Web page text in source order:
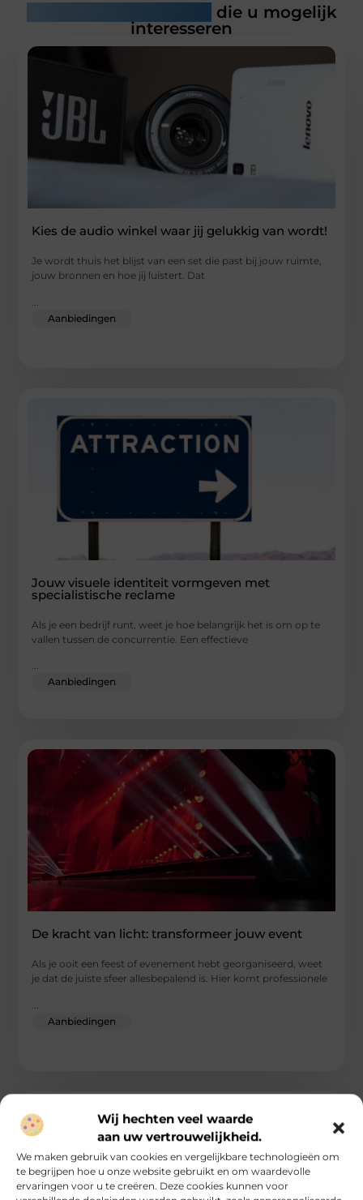
Wij hechten veel waarde
aan uw vertrouwelijkheid.
We maken gebruik van cookies en vergelijkbare technologieën om
te begrijpen hoe u onze website gebruikt en om waardevolle
ervaringen voor u te creëren. Deze cookies kunnen voor
die u mogelijk
interesseren
Kies de audio winkel waar jij gelukkig van wordt!
Je wordt thuis het blijst van een set die past bij jouw ruimte,
jouw bronnen en hoe jij luistert. Dat
Aanbiedingen
Jouw visuele identiteit vormgeven met
specialistische reclame
Als je een bedrijf runt, weet je hoe belangrijk het is om op te
vallen tussen de concurrentie. Een effectieve
...
Aanbiedingen
De kracht van licht: transformeer jouw event
Als je ooit een feest of evenement hebt georganiseerd, weet
je dat de juiste sfeer allesbepalend is. Hier komt professionele
Aanbiedingen